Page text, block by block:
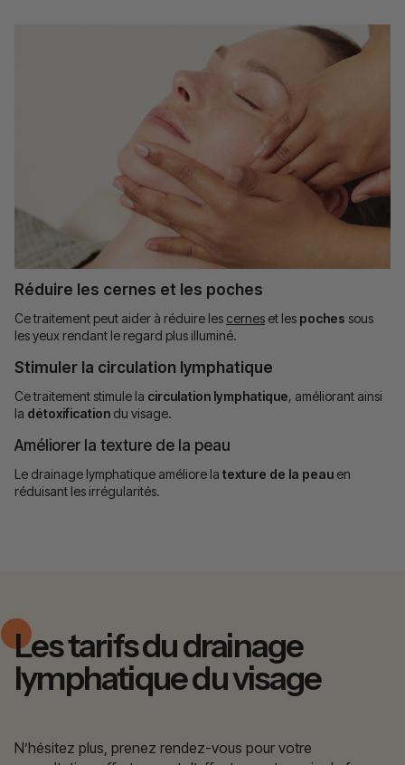
Réduire les cernes et les poches
Ce traitement peut aider à réduire les cernes et les poches sous
les yeux rendant le regard plus illuminé.
Stimuler la circulation lymphatique
Ce traitement stimule la circulation lymphatique, améliorant ainsi
la détoxification du visage.
Améliorer la texture de la peau
Le drainage lymphatique améliore la texture de la peau en
réduisant les irrégularités.
Les tarifs du drainage
lymphatique du visage
N’hésitez plus, prenez rendez-vous pour votre